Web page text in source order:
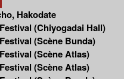
Hakodate
(Chiyogadai Hall)
(Scène Bunda)
(Scène Atlas)
(Scène Atlas)